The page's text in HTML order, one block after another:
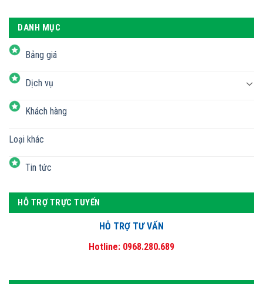
DANH MỤC
Bảng giá
Dịch vụ
Khách hàng
Loại khác
Tin tức
HỖ TRỢ TRỰC TUYẾN
HỖ TRỢ TƯ VẤN
Hotline: 0968.280.689